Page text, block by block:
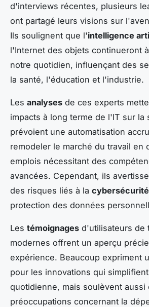
d'interviews récentes, plusieurs
ont partagé leurs visions sur
Ils soulignent que l'intelligence
l'Internet des objets continueront
notre quotidien, influençant des
la santé, l'éducation et l'industrie.
Les analyses de ces experts
impacts à long terme de l'IT sur la
prévoient une automatisation
remodeler le marché du travail en
emplois nécessitant des
avancées. Cependant, ils
des risques liés à la cybersécurité
protection des données
Les témoignages d'utilisateurs de
modernes offrent un aperçu
expérience. Beaucoup expriment
pour les innovations qui
quotidienne, mais soulèvent aussi
préoccupations concernant la